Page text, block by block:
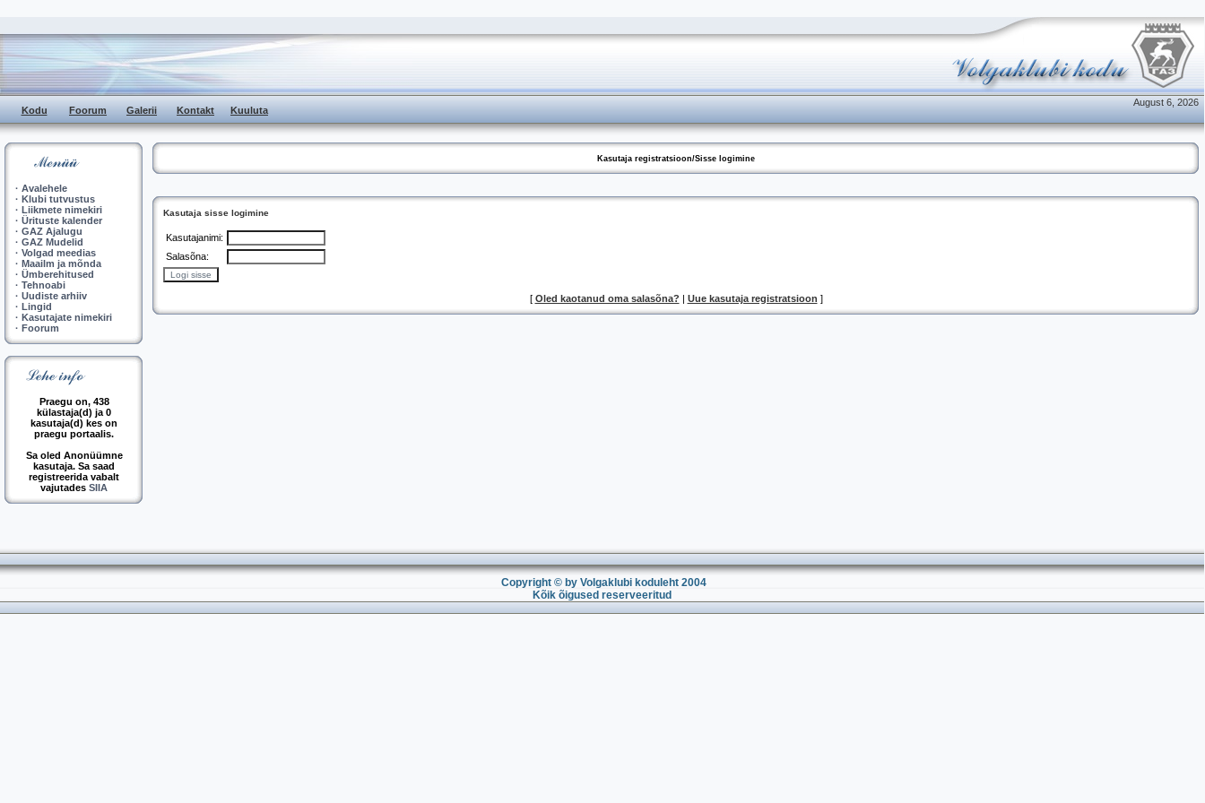
Kodu Foorum Galerii Kontakt Kuuluta
August 6, 2026
· Avalehele
· Klubi tutvustus
· Liikmete nimekiri
· Ürituste kalender
· GAZ Ajalugu
· GAZ Mudelid
· Volgad meedias
· Maailm ja mõnda
· Ümberehitused
· Tehnoabi
· Uudiste arhiiv
· Lingid
· Kasutajate nimekiri
· Foorum
Praegu on, 438
külastaja(d) ja 0
kasutaja(d) kes on
praegu portaalis.
Sa oled Anonüümne
kasutaja. Sa saad
registreerida vabalt
vajutades SIIA
Kasutaja registratsioon/Sisse logimine
Kasutaja sisse logimine
Kasutajanimi:
Salasõna:
[ Oled kaotanud oma salasõna? | Uue kasutaja registratsioon ]
Copyright © by Volgaklubi koduleht 2004
Kõik õigused reserveeritud